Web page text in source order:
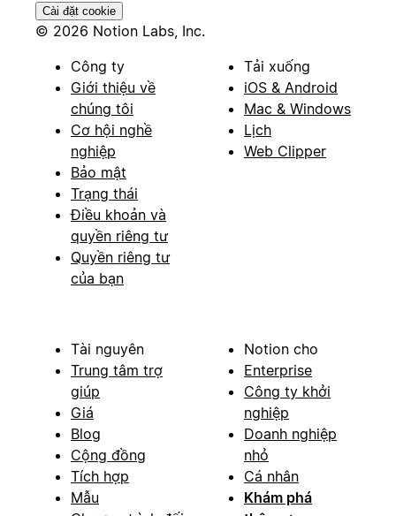
Cài đặt cookie
© 2026 Notion Labs, Inc.
Công ty
Giới thiệu về
chúng tôi
Cơ hội nghề
nghiệp
Bảo mật
Trạng thái
Điều khoản và
quyền riêng tư
Quyền riêng tư
của bạn
Tải xuống
iOS & Android
Mac & Windows
Lịch
Web Clipper
Tài nguyên
Trung tâm trợ
giúp
Giá
Blog
Cộng đồng
Tích hợp
Mẫu
Notion cho
Enterprise
Công ty khởi
nghiệp
Doanh nghiệp
nhỏ
Cá nhân
Khám phá